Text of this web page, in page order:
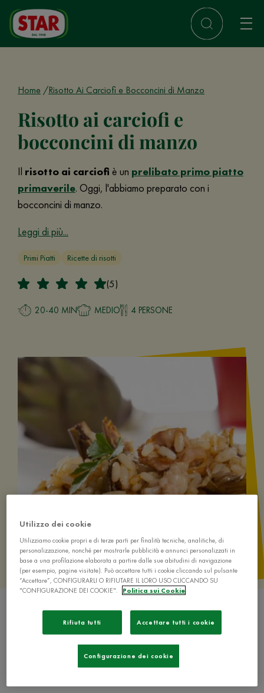
Home Risotto Ai Carciofi e Bocconcini di Manzo
Risotto ai carciofi e
bocconcini di manzo
Il risotto ai carciofi è un prelibato primo piatto
primaverile. Oggi, l'abbiamo preparato con i
bocconcini di manzo.
Leggi di più...
Primi Piatti Ricette di risotti
(5)
20-40 MIN MEDIO 4 PERSONE
Utilizzo dei cookie
Utilizziamo cookie propri e di terze parti per finalità tecniche, analitiche, di
personalizzazione, nonché per mostrarle pubblicità e annunci personalizzati in
base a una profilazione elaborata a partire dalle sue abitudini di navigazione
(per esempio, pagine visitate). Può accettare tutti i cookie cliccando sul pulsante
“Accettare”, CONFIGURARLI O RIFIUTARE IL LORO USO CLICCANDO SU
"CONFIGURAZIONE DEI COOKIE".
Politica sui Cookie
Rifiuta tutti Accettare tutti i cookie
Configurazione dei cookie